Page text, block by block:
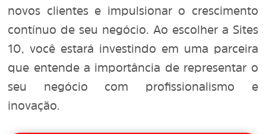
novos clientes e impulsionar o crescimento
contínuo de seu negócio. Ao escolher a Sites
10, você estará investindo em uma parceira
que entende a importância de representar o
seu negócio com profissionalismo e
inovação.